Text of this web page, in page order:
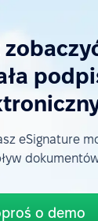
eSignature
o demo